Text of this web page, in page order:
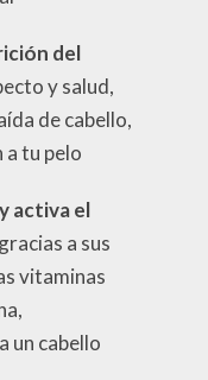
del
y salud,
de cabello,
a tu pelo
activa el
a sus
vitaminas
un cabello